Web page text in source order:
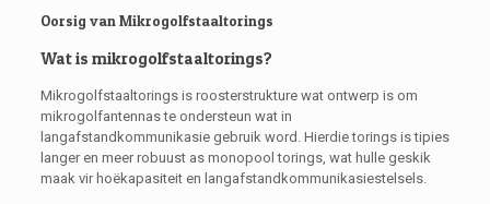
Oorsig van Mikrogolfstaaltorings
Wat is mikrogolfstaaltorings?
Mikrogolfstaaltorings is roosterstrukture wat ontwerp is om
mikrogolfantennas te ondersteun wat in
langafstandkommunikasie gebruik word. Hierdie torings is tipies
langer en meer robuust as monopool torings, wat hulle geskik
maak vir hoëkapasiteit en langafstandkommunikasiestelsels.